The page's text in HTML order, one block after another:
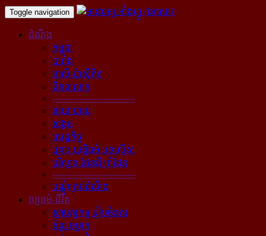
Toggle navigation
ដំណឹង
កម្ពុជា
បារាំង
អាស៊ី-ប៉ាស៊ីភិក
ពិភពលោក
----------------------------
នយោបាយ
សង្គម
សេដ្ឋកិច្ច
គ្រោះ យុត្តិធម៌ បទល្មើស
បរិស្ថាន ផែនដី ព្រំដែន
----------------------------
បណ្ដុំគ្រប់ដំណឹង
វប្បធម៌-ជីវិត
ស្ថាបត្យកម្ម រៀបចំនគរ
គំនូរ ចម្លាក់